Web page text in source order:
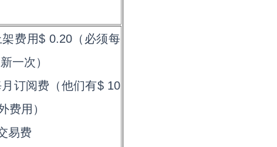
架费用$ 0.20（必须每
一次）
月订阅费（他们有$ 10
费用）
易费